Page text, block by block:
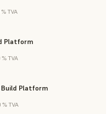
TVA
Platform
TVA
Build Platform
TVA